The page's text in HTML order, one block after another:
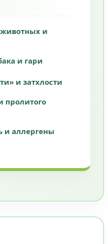
и
и гари
и затхлости
пролитого
и аллергены